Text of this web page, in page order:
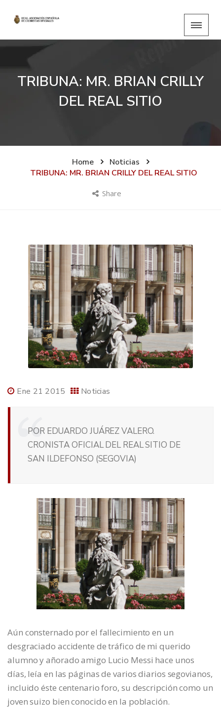
TRIBUNA: MR. BRIAN CRILLY
DEL REAL SITIO
Home
Noticias
TRIBUNA: MR. BRIAN CRILLY DEL REAL SITIO
Share
Ene 21 2015 Noticias
POR EDUARDO JUÁREZ VALERO.
CRONISTA OFICIAL DEL REAL SITIO DE
SAN ILDEFONSO (SEGOVIA)
Aún consternado por el fallecimiento en un
desgraciado accidente de tráfico de mi querido
alumno y añorado amigo Lucio Messi hace unos
días, leía en las páginas de varios diarios segovianos,
incluido éste centenario foro, su descripción como un
joven suizo bien conocido en la población.